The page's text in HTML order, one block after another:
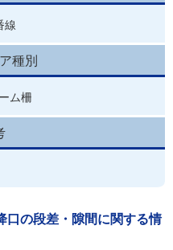
線
種別
ム柵
口の段差・隙間に関する情